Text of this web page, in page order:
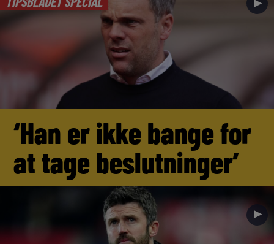
‘Han er ikke bange for
at tage beslutninger’
►